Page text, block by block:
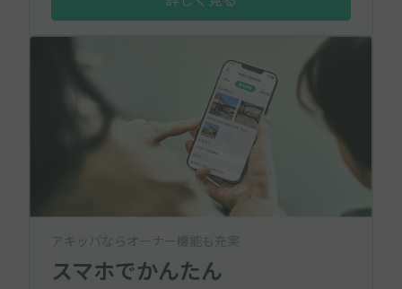
アキッパならオーナー機能も充実
スマホでかんたん